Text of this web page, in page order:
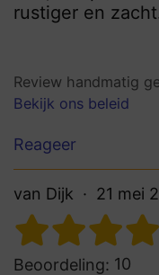
rustiger en
Review handmatig
Bekijk ons beleid
Reageer
van Dijk 21 mei
Beoordeling: 10